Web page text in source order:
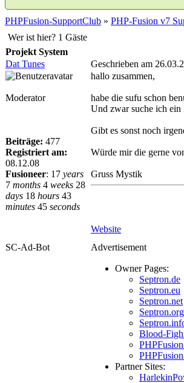
PHPFusion-SupportClub » PHP-Fusion v7
Wer ist hier? 1 Gäste
Projekt System
Dat Tunes
Geschrieben am
Moderator
Beiträge: 477
Registriert am:
08.12.08
Fusioneer: 17 years
7 months 4 weeks 28
days 18 hours 43
minutes 45 seconds
hallo zusammen,
habe die sufu schon
Und zwar suche ich
Gibt es sonst noch
Würde mir die gerne
Gruss Mystik
Website
SC-Ad-Bot
Advertisement
Owner Pages:
Septron.de
Septron.eu
Septron.net
Septron.org
Blood-
Partner Sites: